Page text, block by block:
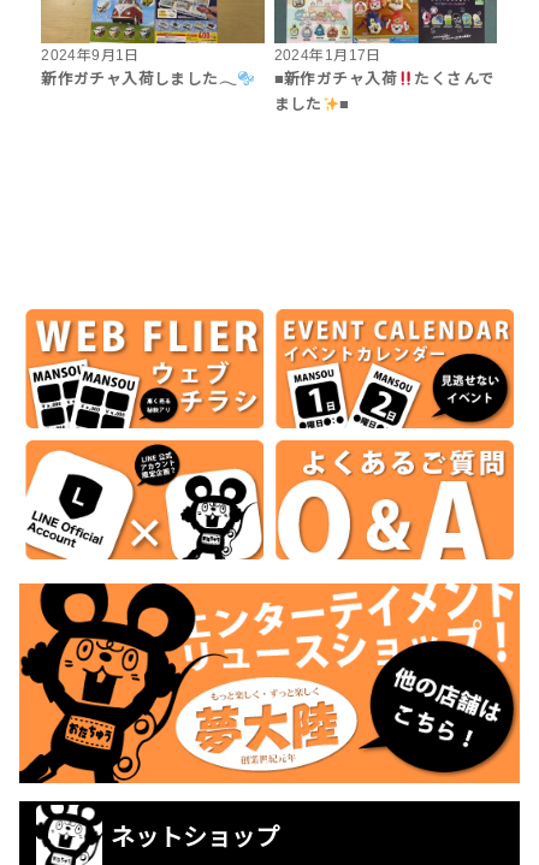
2024年9月1日
新作ガチャ入荷しました𓂃
2024年1月17日
■新作ガチャ入荷
たくさんで
ました
■
ネットショップ